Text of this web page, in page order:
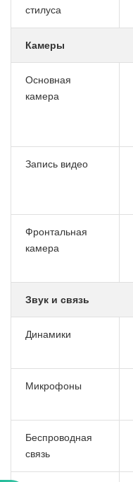
стилуса
Камеры
Основная
камера
Запись видео
Фронтальная
камера
Звук и связь
Динамики
Микрофоны
Беспроводная
связь